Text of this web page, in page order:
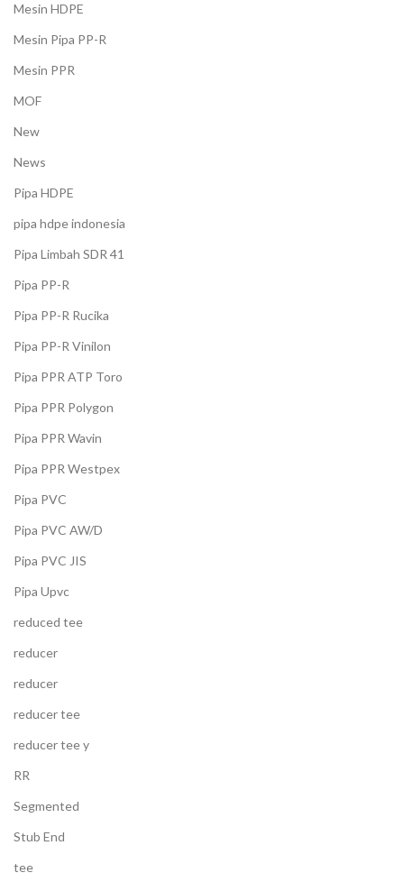
Mesin HDPE
Mesin Pipa PP-R
Mesin PPR
MOF
New
News
Pipa HDPE
pipa hdpe indonesia
Pipa Limbah SDR 41
Pipa PP-R
Pipa PP-R Rucika
Pipa PP-R Vinilon
Pipa PPR ATP Toro
Pipa PPR Polygon
Pipa PPR Wavin
Pipa PPR Westpex
Pipa PVC
Pipa PVC AW/D
Pipa PVC JIS
Pipa Upvc
reduced tee
reducer
reducer
reducer tee
reducer tee y
RR
Segmented
Stub End
tee